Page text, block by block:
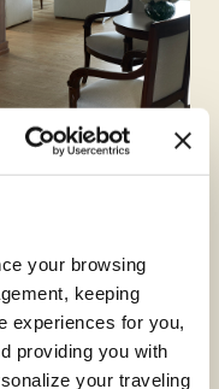
your browsing
keeping
experiences for you,
providing you with
your traveling